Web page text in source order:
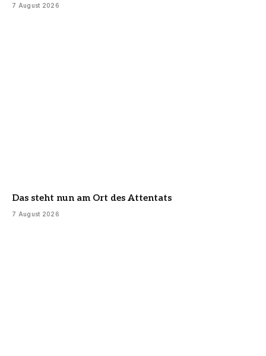
7 August 2026
Das steht nun am Ort des Attentats
7 August 2026